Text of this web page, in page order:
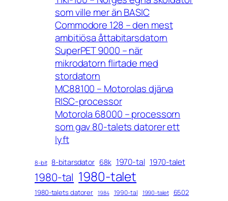
som ville mer än BASIC
Commodore 128 – den mest
ambitiösa åttabitarsdatorn
SuperPET 9000 – när
mikrodatorn flirtade med
stordatorn
MC88100 – Motorolas djärva
RISC-processor
Motorola 68000 – processorn
som gav 80-talets datorer ett
lyft
8-bit 8-bitarsdator 68k 1970-tal 1970-talet
1980-tal 1980-talet
1980-talets datorer 1984 1990-tal 1990-talet 6502